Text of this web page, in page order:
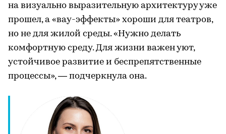
на визуально выразительную архитектуру уже
прошел, а «вау-эффекты» хороши для театров,
но не для жилой среды. «Нужно делать
комфортную среду. Для жизни важен уют,
устойчивое развитие и беспрепятственные
процессы», — подчеркнула она.